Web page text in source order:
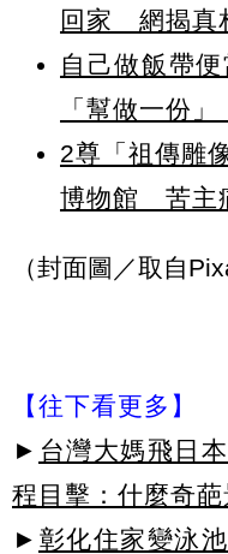
回家 網揭真
自己做飯帶
「幫做一份
2尊「祖傳雕
博物館 苦主
（封面圖／取自
【往下看更多】
► 台灣大媽飛日
程目擊：什麼奇葩
► 彰化住家變泳